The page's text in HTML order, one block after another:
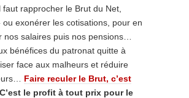
faut rapprocher le Brut du Net,
ou exonérer les cotisations, pour en
nos salaires puis nos pensions…
bénéfices du patronat quitte à
face aux malheurs et réduire
Faire reculer le Brut, c’est
C’est le profit à tout prix pour le